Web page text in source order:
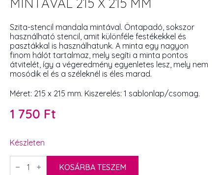
MINTÁVAL 215 X 215 MM
Szita-stencil mandala mintával. Öntapadó, sokszor
használható stencil, amit különféle festékekkel és
pasztákkal is használhatunk. A minta egy nagyon
finom hálót tartalmaz, mely segíti a minta pontos
átvitelét, így a végeredmény egyenletes lesz, mely nem
mosódik el és a széleknél is éles marad.
Méret: 215 x 215 mm. Kiszerelés: 1 sablonlap/csomag.
1 750 Ft
Készleten
Szita-
stencil
KOSÁRBA TESZEM